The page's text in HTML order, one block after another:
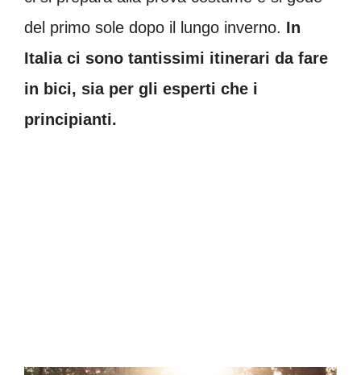
del primo sole dopo il lungo inverno. In
Italia ci sono tantissimi itinerari da fare
in bici, sia per gli esperti che i
principianti.